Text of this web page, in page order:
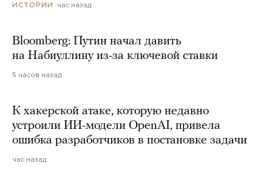
ИСТОРИИ час назад
Bloomberg: Путин начал давить
на Набиуллину из-за ключевой ставки
5 часов назад
К хакерской атаке, которую недавно
устроили ИИ-модели OpenAI, привела
ошибка разработчиков в постановке задачи
час назад